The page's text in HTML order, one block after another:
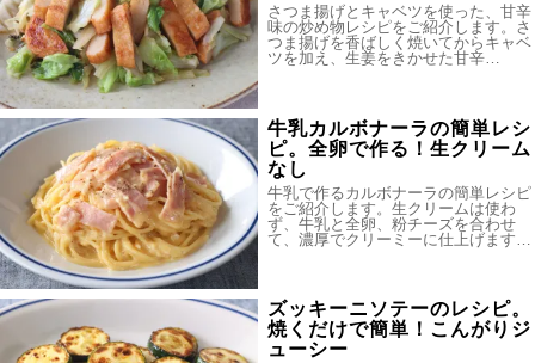
さつま揚げとキャベツを使った、甘辛
味の炒め物レシピをご紹介します。さ
つま揚げを香ばしく焼いてからキャベ
ツを加え、生姜をきかせた甘辛…
牛乳カルボナーラの簡単レシ
ピ。全卵で作る！生クリーム
なし
牛乳で作るカルボナーラの簡単レシピ
をご紹介します。生クリームは使わ
ず、牛乳と全卵、粉チーズを合わせ
て、濃厚でクリーミーに仕上げます…
ズッキーニソテーのレシピ。
焼くだけで簡単！こんがりジ
ューシー